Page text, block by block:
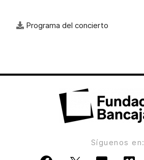
Programa del concierto
Síguenos en: